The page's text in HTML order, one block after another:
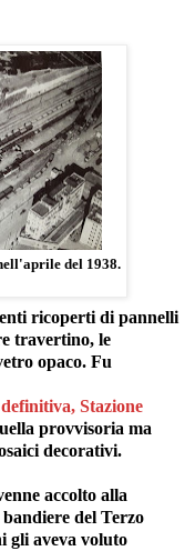
del 1938.
ricoperti di pannelli
travertino, le
opaco. Fu
Stazione
provvisoria ma
decorativi.
accolto alla
del Terzo
gli aveva voluto